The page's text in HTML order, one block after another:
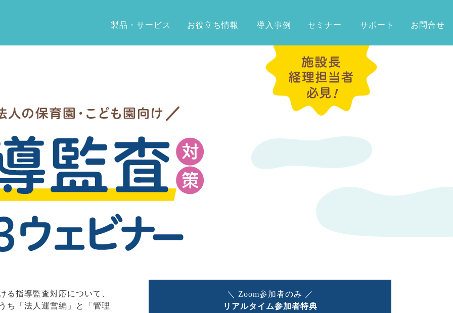
製品・サービス お役立ち情報 導入事例 セミナー サポート お問合せ
る指導監査対応について、
ち「法人運営編」と「管理
＼ Zoom参加者のみ ／
リアルタイム参加者特典